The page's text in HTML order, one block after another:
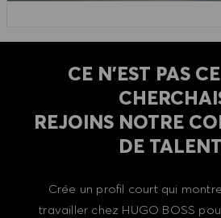
CE N'EST PAS
REJOINS NOTRE
DE
Crée un profil court qui
travailler chez HUGO BOSS